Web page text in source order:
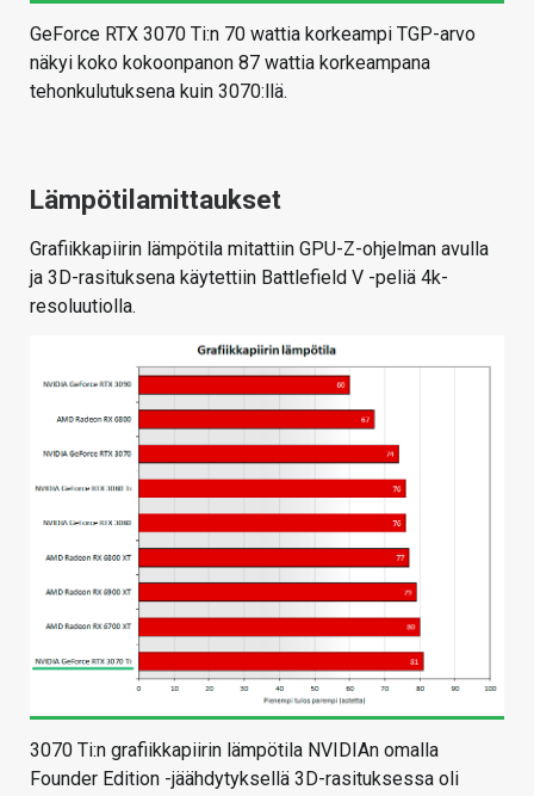
GeForce RTX 3070 Ti:n 70 wattia korkeampi TGP-arvo
näkyi koko kokoonpanon 87 wattia korkeampana
tehonkulutuksena kuin 3070:llä.
Lämpötilamittaukset
Grafiikkapiirin lämpötila mitattiin GPU-Z-ohjelman avulla
ja 3D-rasituksena käytettiin Battlefield V -peliä 4k-
resoluutiolla.
3070 Ti:n grafiikkapiirin lämpötila NVIDIAn omalla
Founder Edition -jäähdytyksellä 3D-rasituksessa oli